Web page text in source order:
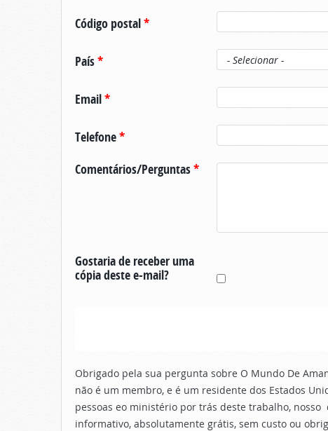
Código postal*
País*
Email*
Telefone*
Comentários/Perguntas*
Gostaria de receber uma
cópia deste e-mail?
Obrigado pela sua pergunta sobre O Mundo De
não é um membro, e é um residente dos Estados
pessoas eo ministério por trás deste trabalho,
informativo, absolutamente grátis, sem custo ou